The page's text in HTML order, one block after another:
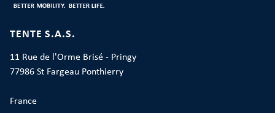
TENTE S.A.S.
11 Rue de l'Orme Brisé - Pringy
77986 St Fargeau Ponthierry
France